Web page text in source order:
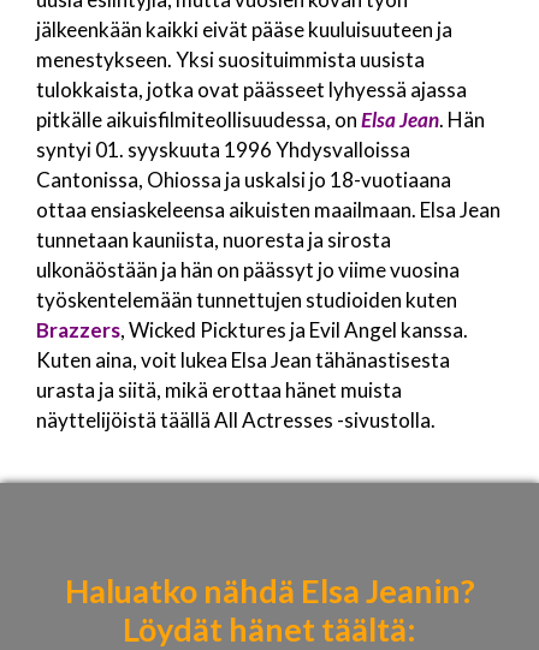
jälkeenkään kaikki eivät pääse kuuluisuuteen ja
menestykseen. Yksi suosituimmista uusista
tulokkaista, jotka ovat päässeet lyhyessä ajassa
pitkälle aikuisfilmiteollisuudessa, onElsa Jean. Hän
syntyi 01. syyskuuta 1996 Yhdysvalloissa
Cantonissa, Ohiossa ja uskalsi jo 18-vuotiaana
ottaa ensiaskeleensa aikuisten maailmaan. Elsa Jean
tunnetaan kauniista, nuoresta ja sirosta
ulkonäöstään ja hän on päässyt jo viime vuosina
työskentelemään tunnettujen studioiden kuten
Brazzers, Wicked Picktures ja Evil Angel kanssa.
Kuten aina, voit lukea Elsa Jean tähänastisesta
urasta ja siitä, mikä erottaa hänet muista
näyttelijöistä täällä All Actresses -sivustolla.
Haluatko nähdä Elsa Jeanin?
Löydät hänet täältä: